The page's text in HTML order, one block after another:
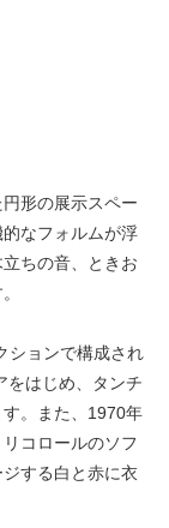
形の展示スペー
なフォルムが浮
ちの音、ときお
ションで構成され
をはじめ、タンチ
。また、1970年
コロールのソフ
する白と赤に衣